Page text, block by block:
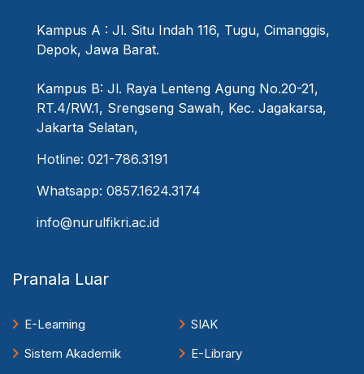
Kampus A : Jl. Situ Indah 116, Tugu, Cimanggis,
Depok, Jawa Barat.
Kampus B: Jl. Raya Lenteng Agung No.20-21,
RT.4/RW.1, Srengseng Sawah, Kec. Jagakarsa,
Jakarta Selatan,
Hotline: 021-786.3191
Whatsapp: 0857.1624.3174
info@nurulfikri.ac.id
Pranala Luar
E-Learning
SIAK
Sistem Akademik
E-Library